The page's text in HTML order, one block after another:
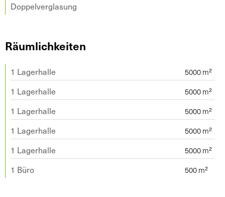
Doppelverglasung
Räumlichkeiten
1 Lagerhalle
1 Lagerhalle
1 Lagerhalle
1 Lagerhalle
1 Lagerhalle
1 Büro